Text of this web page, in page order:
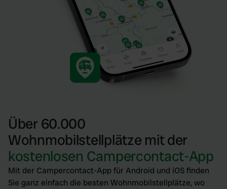
Über 60.000
Wohnmobilstellplätze mit der
kostenlosen Campercontact-App
Mit der Campercontact-App für Android und iOS finden
Sie ganz einfach die besten Wohnmobilstellplätze, wo